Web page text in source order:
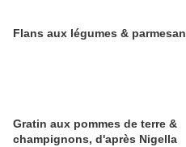
Flans aux légumes & parmesan
Gratin aux pommes de terre &
champignons, d'après Nigella